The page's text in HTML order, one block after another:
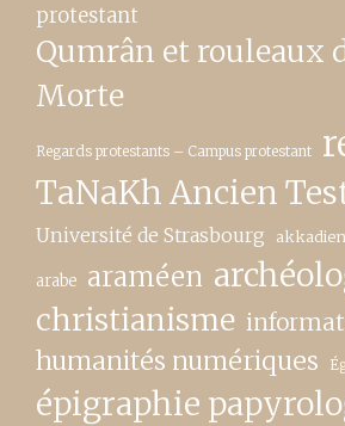
protestant
Qumrân et rouleaux
Morte
Regards protestants – Campus protestant
TaNaKh Ancien
Université de Strasbourg akkadien
arabe araméen
christianisme
humanités numériques
épigraphie